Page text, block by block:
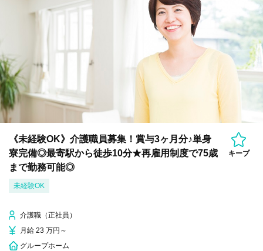
《未経験OK》介護職員募集！賞与3ヶ月分♪単身
寮完備◎最寄駅から徒歩10分★再雇用制度で75歳
まで勤務可能◎
キープ
未経験OK
介護職（正社員）
月給 23 万円～
グループホーム